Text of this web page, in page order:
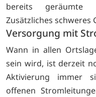
bereits geräumte
Zusätzliches schweres
Versorgung mit
Wann in allen
sein wird, ist derzeit
Aktivierung immer
offenen